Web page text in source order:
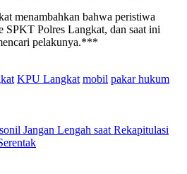
menambahkan bahwa peristiwa
SPKT Polres Langkat, dan saat ini
pelakunya.***
KPU Langkat mobil pakar hukum
Jangan Lengah saat Rekapitulasi